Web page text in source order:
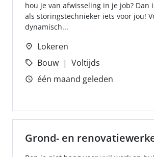
hou je van afwisseling in je job? Dan
als storingstechnieker iets voor jou!
dynamisch...
Lokeren
Bouw
Voltijds
één maand geleden
Grond- en